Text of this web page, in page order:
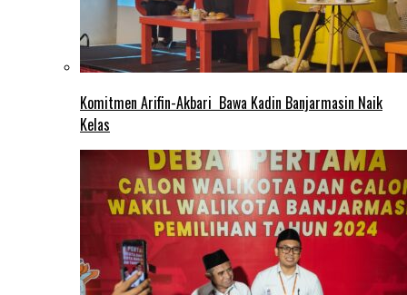
Komitmen Arifin-Akbari Bawa Kadin Banjarmasin Naik
Kelas